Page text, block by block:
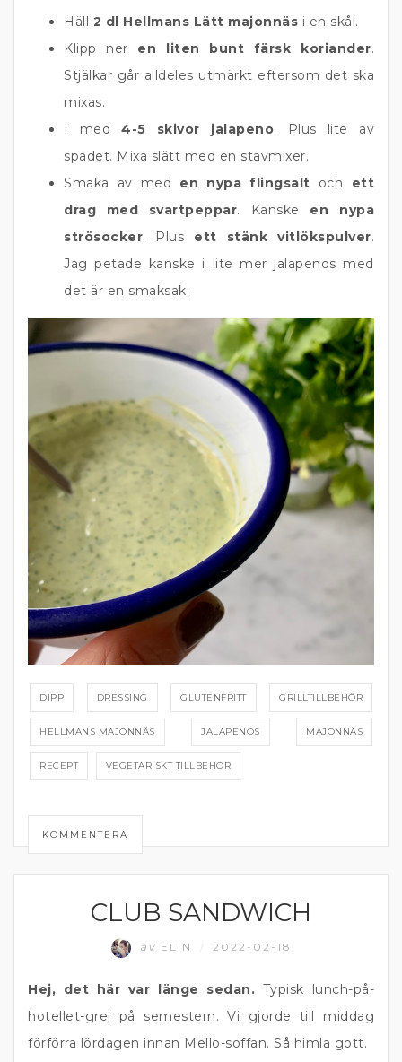
Häll 2 dl Hellmans Lätt majonnäs i en skål.
Klipp ner en liten bunt färsk koriander.
Stjälkar går alldeles utmärkt eftersom det ska
mixas.
I med4-5 skivor jalapeno. Plus lite av
spadet. Mixa slätt med en stavmixer.
Smaka av med en nypa flingsalt och ett
drag med svartpeppar. Kanske en nypa
strösocker. Plus ett stänk vitlökspulver.
Jag petade kanske i lite mer jalapenos med
det är en smaksak.
DIPP DRESSING GLUTENFRITT GRILLTILLBEHÖR
HELLMANS MAJONNÄS JALAPENOS MAJONNÄS
RECEPT VEGETARISKT TILLBEHÖR
KOMMENTERA
KOMFORTMATCLUB SANDWICH
av ELIN 2022-02-18
Hej, det här var länge sedan. Typisk lunch-på-
hotellet-grej på semestern. Vi gjorde till middag
förförra lördagen innan Mello-soffan. Så himla gott.